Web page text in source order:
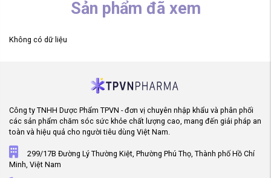
Sản phẩm đã xem
Không có dữ liệu
Công ty TNHH Dược Phẩm TPVN - đơn vị chuyên nhập khẩu và phân phối
các sản phẩm chăm sóc sức khỏe chất lượng cao, mang đến giải pháp an
toàn và hiệu quả cho người tiêu dùng Việt Nam.
299/17B Đường Lý Thường Kiệt, Phường Phú Thọ, Thành phố Hồ Chí
Minh, Việt Nam